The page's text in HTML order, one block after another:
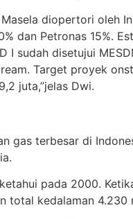
diopertori oleh
dan Petronas 15%.
I sudah disetujui
Target proyek
juta,”jelas Dwi.
gas terbesar di
pada 2000.
total kedalaman 4.230